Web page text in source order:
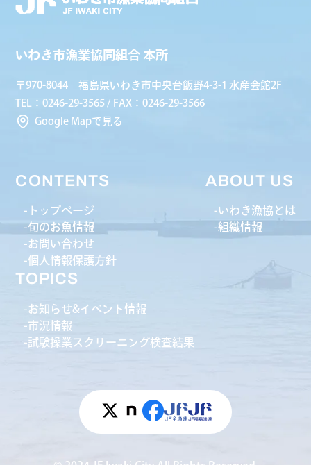
いわき市漁業協同組合 本所
〒970-8044 福島県いわき市中央台飯野4-3-1 水産会館2F
TEL：0246-29-3565 / FAX：0246-29-3566
Google Mapで見る
CONTENTS
トップページ
旬のお魚情報
お問い合わせ
個人情報保護方針
ABOUT US
いわき漁協とは
組織情報
TOPICS
お知らせ&イベント情報
市況情報
試験操業スクリーニング検査結果